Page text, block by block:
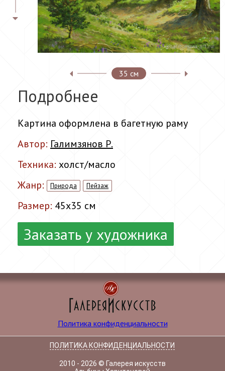
35 см
Подробнее
Картина оформлена в багетную раму
Автор: Галимзянов Р.
Техника: холст/масло
Жанр:
Природа Пейзаж
Размер: 45x35 см
Заказать у художника
Политика конфиденциальности
ПОЛИТИКА КОНФИДЕНЦИАЛЬНОСТИ
2010 - 2026 © Галерея искусств